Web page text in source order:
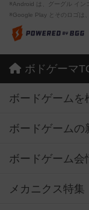
※Android は、グーグル イン
※Google Play とそのロゴは
ボドゲーマ
ボードゲームを
ボードゲームの
ボードゲーム会
メカニクス特集